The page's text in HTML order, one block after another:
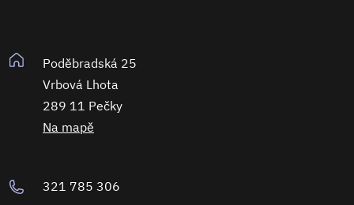
Poděbradská 25
Vrbová Lhota
289 11 Pečky
Na mapě
321 785 306